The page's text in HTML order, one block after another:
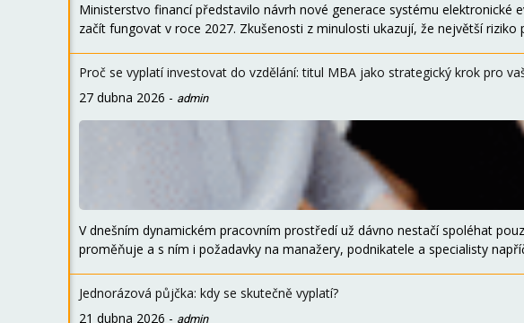
Ministerstvo financí představilo návrh nové generace systému elektronické
začít fungovat v roce 2027. Zkušenosti z minulosti ukazují, že největší riziko
Proč se vyplatí investovat do vzdělání: titul MBA jako strategický krok pro
27 dubna 2026 - admin
V dnešním dynamickém pracovním prostředí už dávno nestačí spoléhat
proměňuje a s ním i požadavky na manažery, podnikatele a specialisty
Jednorázová půjčka: kdy se skutečně vyplatí?
21 dubna 2026 - admin